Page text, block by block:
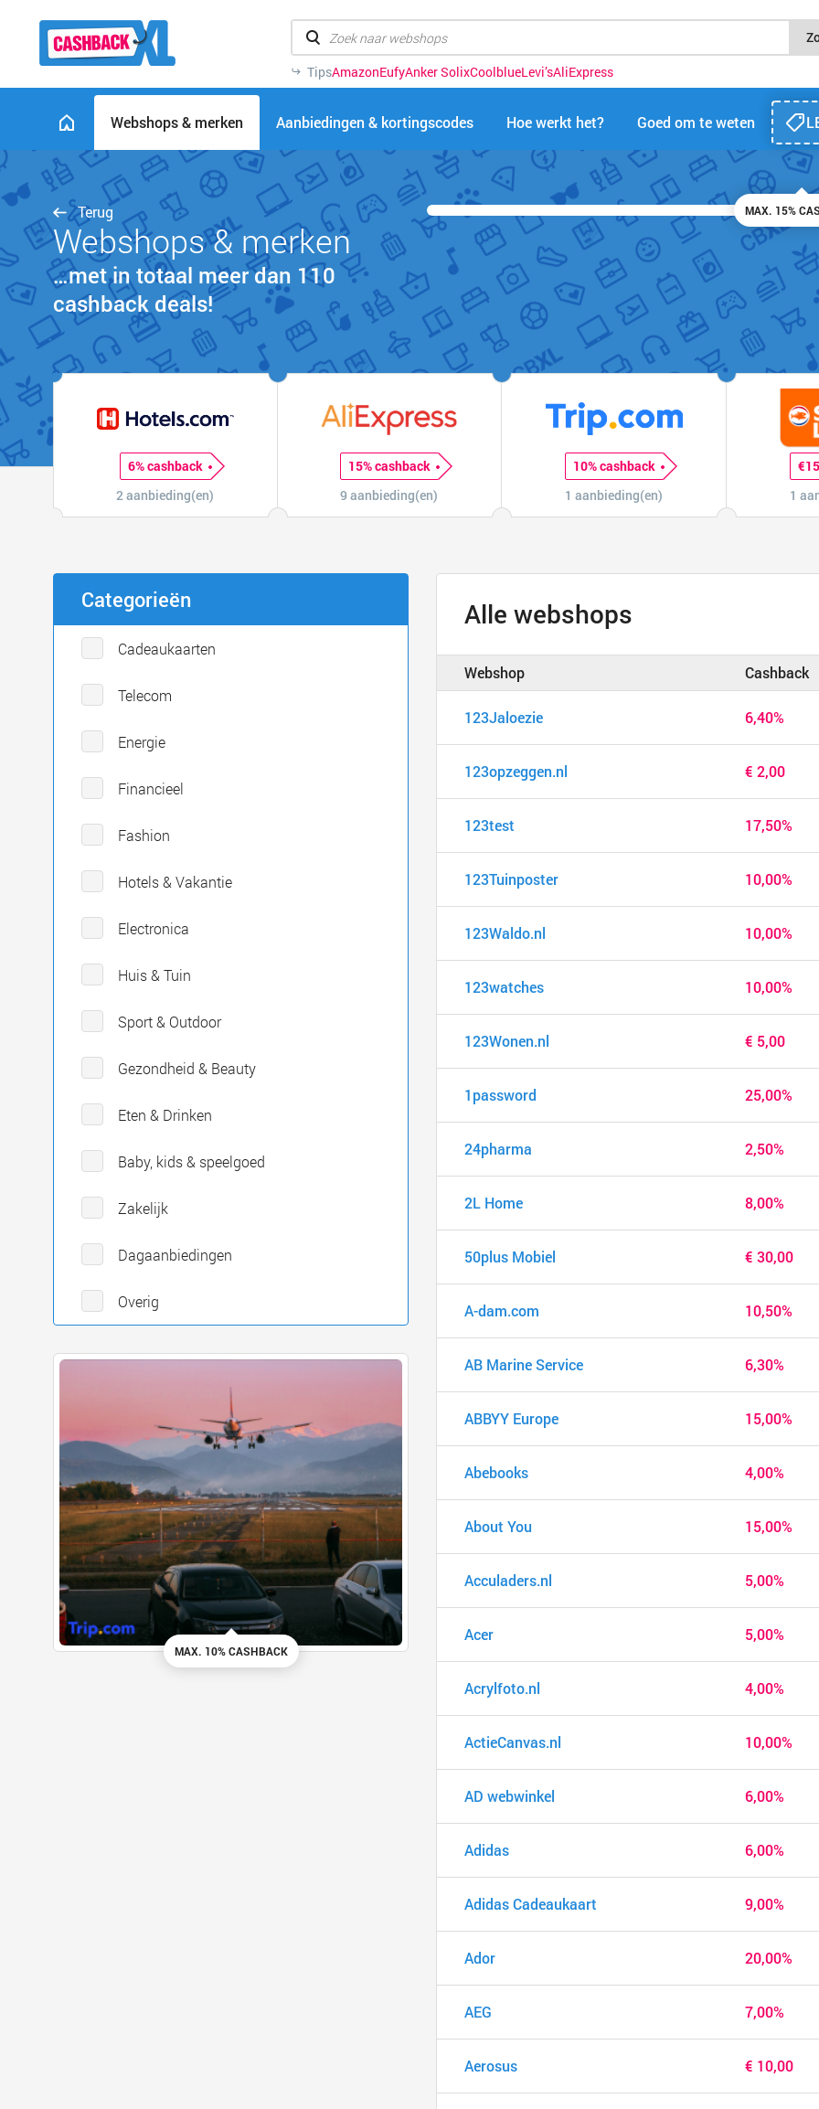
TipsAmazonEufyAnker SolixCoolblueLevi’sAliExpress
Webshops & merken Aanbiedingen & kortingscodes Hoe werkt het? Goed om te weten
Terug
Webshops & merken
…met in totaal meer dan 110
cashback deals!
MAX. 15%
6% cashback
2 aanbieding(en)
15% cashback
9 aanbieding(en)
10% cashback
1 aanbieding(en)
1
Categorieën
Cadeaukaarten
Telecom
Energie
Financieel
Fashion
Hotels & Vakantie
Electronica
Huis & Tuin
Sport & Outdoor
Gezondheid & Beauty
Eten & Drinken
Baby, kids & speelgoed
Zakelijk
Dagaanbiedingen
Overig
MAX. 10% CASHBACK
Alle webshops
Webshop Cashback
123Jaloezie 6,40%
123opzeggen.nl € 2,00
123test 17,50%
123Tuinposter 10,00%
123Waldo.nl 10,00%
123watches 10,00%
123Wonen.nl € 5,00
1password 25,00%
24pharma 2,50%
2L Home 8,00%
50plus Mobiel € 30,00
A-dam.com 10,50%
AB Marine Service 6,30%
ABBYY Europe 15,00%
Abebooks 4,00%
About You 15,00%
Acculaders.nl 5,00%
Acer 5,00%
Acrylfoto.nl 4,00%
ActieCanvas.nl 10,00%
AD webwinkel 6,00%
Adidas 6,00%
Adidas Cadeaukaart 9,00%
Ador 20,00%
AEG 7,00%
Aerosus € 10,00